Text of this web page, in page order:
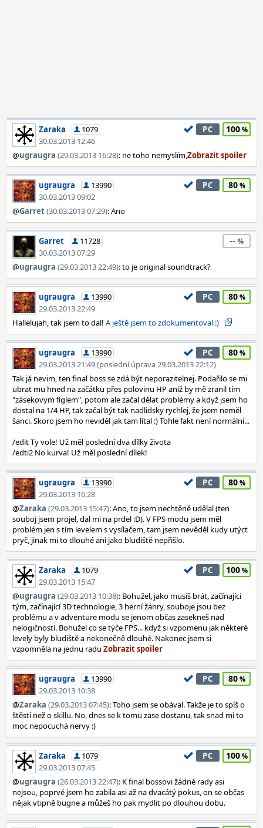
Zaraka
1079
30.03.2013 12:46
PC 100
@ugraugra (29.03.2013 16:28): ne toho nemyslím,
ugraugra
13990
30.03.2013 09:02
PC 80
@Garret(30.03.2013 07:29): Ano
Garret
11728
30.03.2013 07:29
--
@ugraugra (29.03.2013 22:49): to je original soundtrack?
ugraugra
13990
29.03.2013 22:49
PC 80
Hallelujah, tak jsem to dal! A ještě jsem to zdokumentoval :)
ugraugra
13990
29.03.2013 21:49 (poslední úprava 29.03.2013 22:12)
PC 80
Tak já nevim, ten final boss se zdá být neporazitelnej. Podařilo se mi
ubrat mu hned na začátku přes polovinu HP aniž by mě zranil tím
"zásekovym fíglem", potom ale začal dělat problémy a když jsem ho
dostal na 1/4 HP, tak začal být tak nadlidsky rychlej, že jsem neměl
šanci. Skoro jsem ho neviděl jak tam lítal :) Tohle fakt není normální...
/edit Ty vole! Už měl poslední dva dílky života
/edti2 No kurva! Už měl poslední dílek!
ugraugra
13990
29.03.2013 16:28
PC 80
@Zaraka (29.03.2013 15:47): Ano, to jsem nechtěně udělal (ten
souboj jsem projel, dal mi na prdel :D). V FPS modu jsem měl
problém jen s tím levelem s vysílačem, tam jsem nevěděl kudy utýct
pryč, jinak mi to dlouhé ani jako bludiště nepřišlo.
Zaraka
1079
29.03.2013 15:47
PC 100
@ugraugra (29.03.2013 10:38): Bohužel, jako musíš brát, začínající
tým, začínající 3D technologie, 3 herní žánry, souboje jsou bez
problému a v adventure modu se jenom občas zasekneš nad
nelogičností. Bohužel co se týče FPS... když si vzpomenu jak některé
levely byly bludiště a nekonečně dlouhé. Nakonec jsem si
vzpomněla na jednu radu
ugraugra
13990
29.03.2013 10:38
PC 80
@Zaraka (29.03.2013 07:45): Toho jsem se obával. Takže je to spíš o
štěstí než o skillu. No, dnes se k tomu zase dostanu, tak snad mi to
moc nepocuchá nervy :)
Zaraka
1079
29.03.2013 07:45
PC 100
@ugraugra (26.03.2013 22:47): K final bossovi žádné rady asi
nejsou, poprvé jsem ho zabila asi až na dvacátý pokus, on se občas
nějak vtipně bugne a můžeš ho pak mydlit po dlouhou dobu.